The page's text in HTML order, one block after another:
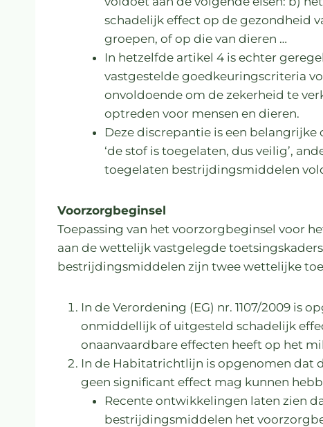
schadelijk effect op de gezondheid
groepen, of op die van dieren …
In hetzelfde artikel 4 is echter
vastgestelde goedkeuringscriteria
onvoldoende om de zekerheid te
optreden voor mensen en dieren.
Deze discrepantie is een belangrijke
‘de stof is toegelaten, dus veilig’,
toegelaten bestrijdingsmiddelen
Voorzorgbeginsel
Toepassing van het voorzorgbeginsel voor
aan de wettelijk vastgelegde
bestrijdingsmiddelen zijn twee wettelijke
In de Verordening (EG) nr. 1107/2009 is
onmiddellijk of uitgesteld schadelijk
onaanvaardbare effecten heeft op het
In de Habitatrichtlijn is opgenomen dat
geen significant effect mag kunnen
Recente ontwikkelingen laten zien
bestrijdingsmiddelen het